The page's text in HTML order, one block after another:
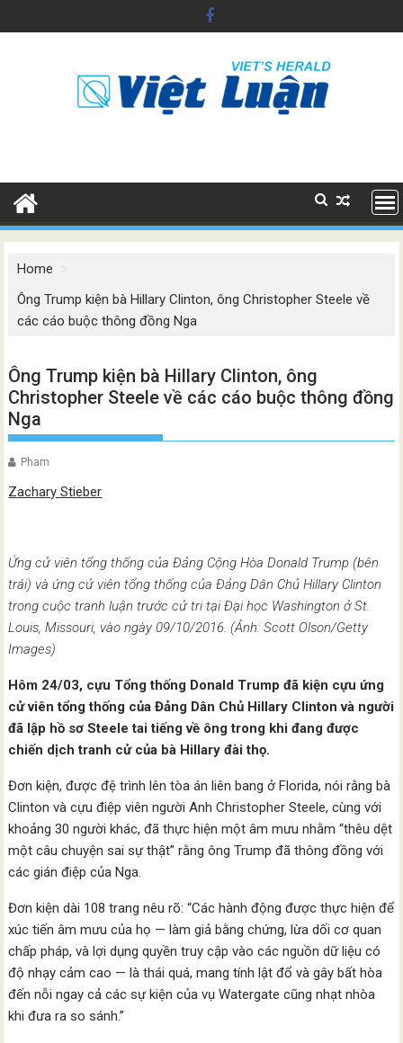
to
Home
Ông Trump kiện bà Hillary Clinton, ông Christopher Steele về
các cáo buộc thông đồng Nga
Ông Trump kiện bà Hillary Clinton, ông
Christopher Steele về các cáo buộc thông đồng
Nga
Pham
Zachary Stieber
Ứng cử viên tổng thống của Đảng Cộng Hòa Donald Trump (bên
trái) và ứng cử viên tổng thống của Đảng Dân Chủ Hillary Clinton
trong cuộc tranh luận trước cử tri tại Đại học Washington ở St.
Louis, Missouri, vào ngày 09/10/2016. (Ảnh: Scott Olson/Getty
Images)
Hôm 24/03, cựu Tổng thống Donald Trump đã kiện cựu ứng
cử viên tổng thống của Đảng Dân Chủ Hillary Clinton và người
đã lập hồ sơ Steele tai tiếng về ông trong khi đang được
chiến dịch tranh cử của bà Hillary đài thọ.
Đơn kiện, được đệ trình lên tòa án liên bang ở Florida, nói rằng bà
Clinton và cựu điệp viên người Anh Christopher Steele, cùng với
khoảng 30 người khác, đã thực hiện một âm mưu nhằm “thêu dệt
một câu chuyện sai sự thật” rằng ông Trump đã thông đồng với
các gián điệp của Nga.
Đơn kiện dài 108 trang nêu rõ: “Các hành động được thực hiện để
xúc tiến âm mưu của họ — làm giả bằng chứng, lừa dối cơ quan
chấp pháp, và lợi dụng quyền truy cập vào các nguồn dữ liệu có
độ nhạy cảm cao — là thái quá, mang tính lật đổ và gây bất hòa
đến nỗi ngay cả các sự kiện của vụ Watergate cũng nhạt nhòa
khi đưa ra so sánh.”